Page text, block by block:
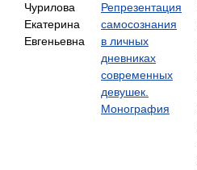
Чурилова
Екатерина
Евгеньевна
Репрезентация
самосознания
в личных
дневниках
современных
девушек.
Монография